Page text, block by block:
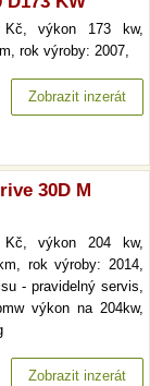
výkon 173 kw,
rok výroby: 2007,
Zobrazit inzerát
30D M
výkon 204 kw,
rok výroby: 2014,
- pravidelný servis,
výkon na 204kw,
Zobrazit inzerát